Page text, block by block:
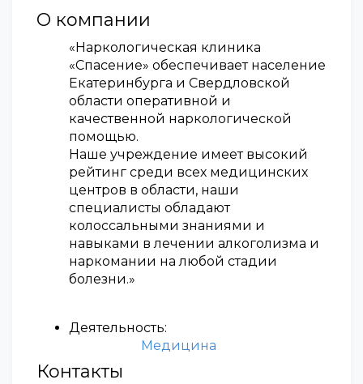
О компании
«Наркологическая клиника
«Спасение» обеспечивает население
Екатеринбурга и Свердловской
области оперативной и
качественной наркологической
помощью.
Наше учреждение имеет высокий
рейтинг среди всех медицинских
центров в области, наши
специалисты обладают
колоссальными знаниями и
навыками в лечении алкоголизма и
наркомании на любой стадии
болезни.»
Деятельность:
Медицина
Контакты